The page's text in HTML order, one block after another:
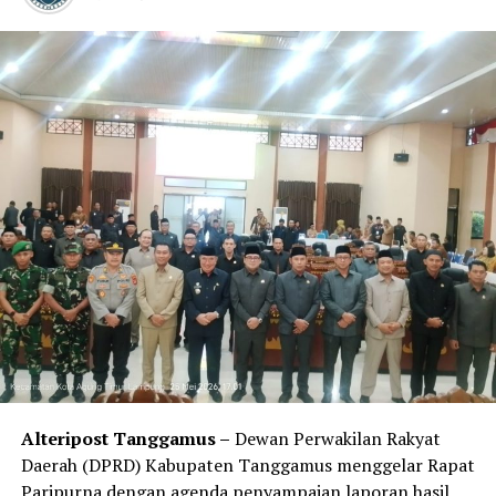
lampung Kementerian PUPR Ave Emda Prasetio
Kawulusan meninjau lokasi tersebut.
Mukhlis Basri mengatakan, bantuan tersebut
merupakan bentuk kepedulian Partai Gerindra kepada
masyarakat kecamatan Wonosobo yang kini mengalami
musibah.
Ketua DPC Gerindra Tanggamus menekankan kepada
Dinas pekerjaan umum dan pengairan provinsi lampung
Bidang perencanaan untuk melakukan normalisasi
untuk pencegahan musibah yang akan terjadi kembali.
“Sekarang harus fokus untuk melakukan normalisasi,
karena ini udah terjadi penyempitan dan kami
menyerahkan bantuan dari Partai Gerindra, mudah-
mudahan bantuan yang diberikan Partai Gerindra dapat
meringankan beban para korban banjir
Alteripost Tanggamus – Dewan Perwakilan Rakyat
Daerah (DPRD) Kabupaten Tanggamus menggelar Rapat